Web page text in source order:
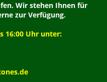
Wir stehen Ihnen für
zur Verfügung.
16:00 Uhr unter: